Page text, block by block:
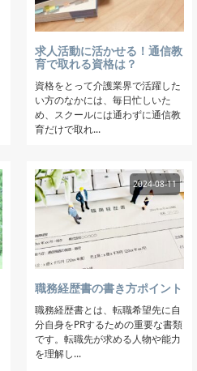
求人活動に活かせる！通信教
育で取れる資格は？
資格をとって介護業界で活躍した
い方のなかには、毎日忙しいた
め、スクールには通わずに通信教
育だけで取れ...
2024-08-11
職務経歴書の書き方ポイント
職務経歴書とは、転職希望先に自
分自身をPRするための重要な書類
です。転職先が求める人物や能力
を理解し...